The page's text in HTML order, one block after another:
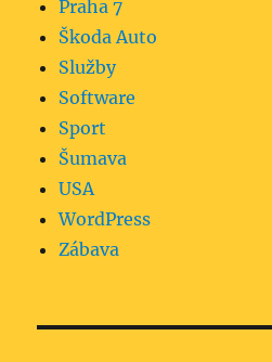
Praha 7
Škoda Auto
Služby
Software
Sport
Šumava
USA
WordPress
Zábava